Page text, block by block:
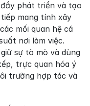
phát triển và tạo
mang tính xây
mối quan hệ cá
nơi làm việc.
sự tò mò và dùng
trực quan hóa ý
trường hợp tác và